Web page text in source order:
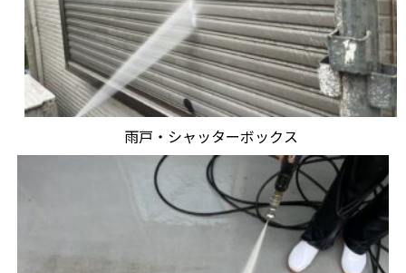
雨戸・シャッターボックス